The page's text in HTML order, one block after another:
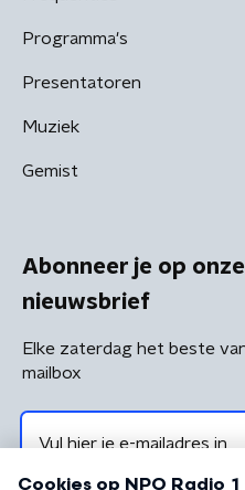
Programma's
Presentatoren
Muziek
Gemist
Abonneer je op
nieuwsbrief
Elke zaterdag het beste
mailbox